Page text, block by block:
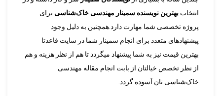
انتخاب بهترین نویسنده سمینار مهندسی خاک‌شناسی برای
پروژه تخصصی شما مهارت دارد.همچنین به دلیل وجود
پیشنهادهای متعدد برای انجام سمینار شما در سایت قاعدتا
بهترین قیمت نیز به شما پیشنهاد میگردد تا هم از نظر هزینه و هم
از نظر تخصص خیالتان از بابت انجام مقاله مهندسی
خاک‌شناسی تان آسوده گردد.